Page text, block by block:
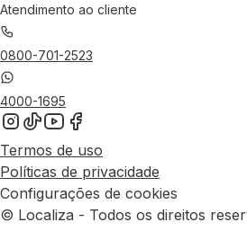
Atendimento ao cliente
0800-701-2523
4000-1695
Termos de uso
Políticas de privacidade
Configurações de cookies
© Localiza - Todos os direitos